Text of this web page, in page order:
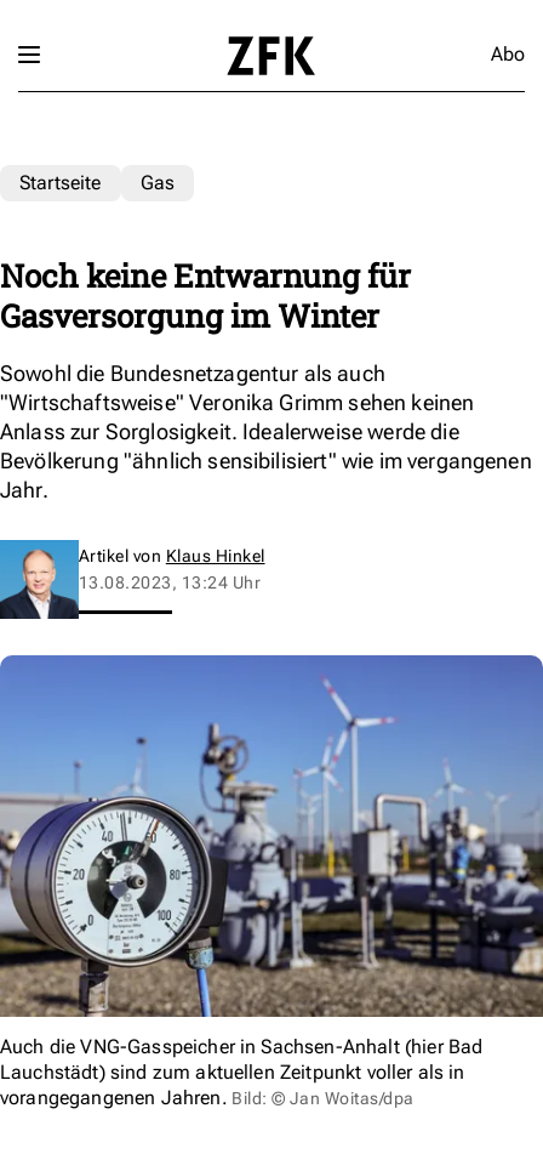
Abo
Startseite Gas
Noch keine Entwarnung für
Gasversorgung im Winter
Sowohl die Bundesnetzagentur als auch
"Wirtschaftsweise" Veronika Grimm sehen keinen
Anlass zur Sorglosigkeit. Idealerweise werde die
Bevölkerung "ähnlich sensibilisiert" wie im vergangenen
Jahr.
Artikel von Klaus Hinkel
13.08.2023, 13:24 Uhr
Auch die VNG-Gasspeicher in Sachsen-Anhalt (hier Bad
Lauchstädt) sind zum aktuellen Zeitpunkt voller als in
vorangegangenen Jahren. Bild: © Jan Woitas/dpa